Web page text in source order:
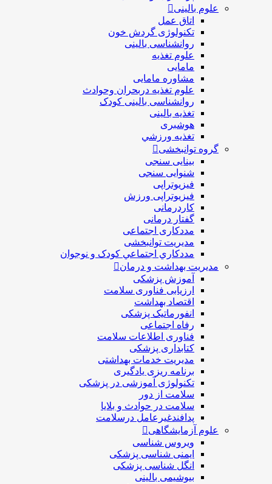
علوم بالینی
اتاق عمل
تکنولوژی گردش خون
روانشناسی بالینی
علوم تغذیه
مامایی
مشاوره مامایی
علوم تغذیه دربحران وحوادث
روانشناسی بالینی کودک
تغذیه بالینی
هوشبری
تغذيه ورزشي
گروه توانبخشی
بینایی سنجی
شنوایی سنجی
فیزیوتراپی
فیزیوتراپی ورزش
کاردرمانی
گفتار درمانی
مددکاری اجتماعی
مديريت توانبخشی
مددکاري اجتماعي کودک و نوجوان
مدیریت بهداشت و درمان
آموزش پزشکی
ارزیابی فناوری سلامت
اقتصاد بهداشت
انفورماتیک پزشکی
رفاه اجتماعی
فناوری اطلاعات سلامت
کتابداری پزشکی
مديريت خدمات بهداشتی
برنامه ریزی یادگیری
تکنولوژی آموزشی در پزشکی
سلامت از دور
سلامت در حوادث و بلایا
پدافندغیرعامل درسلامت
علوم آزمایشگاهی
ویروس شناسی
ایمنی شناسی پزشكی
انگل شناسی پزشکی
بیوشیمی بالینی